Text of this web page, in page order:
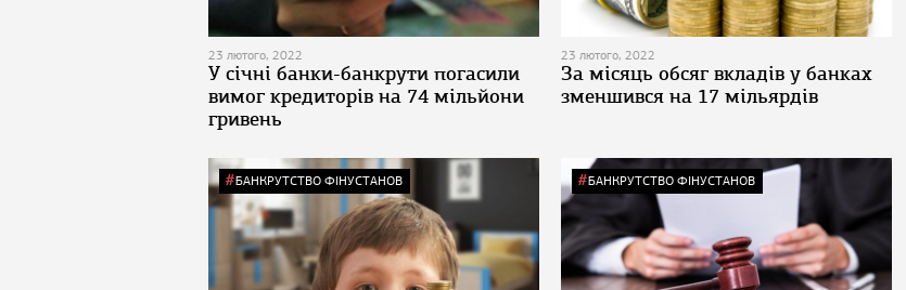
23 лютого, 2022
У січні банки-банкрути погасили
вимог кредиторів на 74 мільйони
гривень
23 лютого, 2022
За місяць обсяг вкладів у банках
зменшився на 17 мільярдів
БАНКРУТСТВО ФІНУСТАНОВ БАНКРУТСТВО ФІНУСТАНОВ